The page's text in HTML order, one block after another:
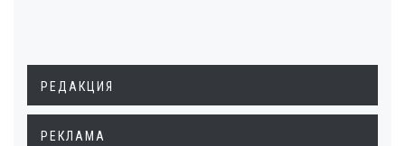
РЕДАКЦИЯ
РЕКЛАМА